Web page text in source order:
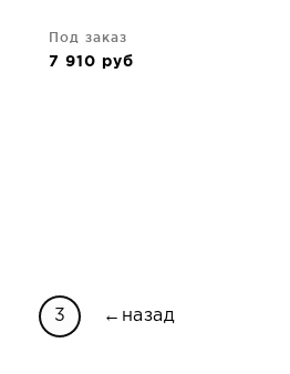
Под заказ
7 910 руб
3 ←назад